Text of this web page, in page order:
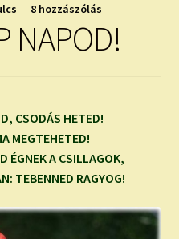
— 8 hozzászólás
NAPOD!
CSODÁS HETED!
MEGTEHETED!
ÉGNEK A CSILLAGOK,
TEBENNED RAGYOG!